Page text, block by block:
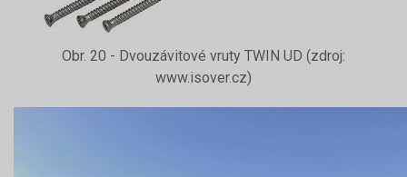
Obr. 20 - Dvouzávitové vruty TWIN UD (zdroj:
www.isover.cz)